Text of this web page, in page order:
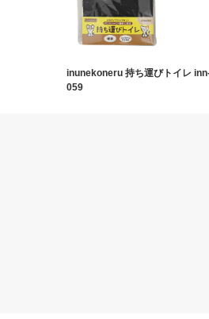
inunekoneru 持ち運びトイレ
059